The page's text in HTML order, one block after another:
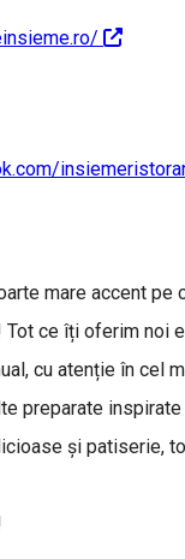
mare accent pe
Tot ce îți oferim noi
cu atenție în cel
preparate
și patiserie,